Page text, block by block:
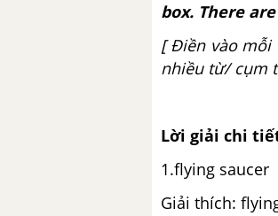
box. There
[ Điền vào mỗi
nhiều từ/ cụm
Lời giải chi
1.flying saucer
Giải thích: